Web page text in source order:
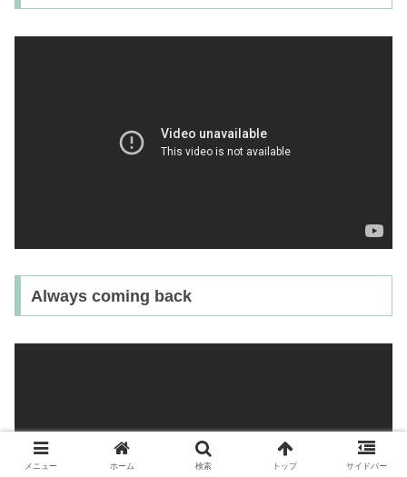
Always coming back
メニュー ホーム 検索 トップ サイドバー